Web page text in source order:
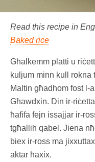
Read this recipe in
Baked rice
Għalkemm platti u
kuljum minn kull rokna
Maltin għadhom fost l-
Għawdxin. Din ir-
ħafifa fejn issajjar ir-
tgħallih qabel. Jiena
biex ir-ross ma
aktar ħaxix.